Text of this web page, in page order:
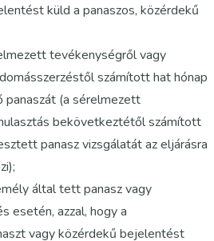
küld a panaszos, közérdekű
tevékenységről vagy
számított hat hónap
(a sérelmezett
bekövetkeztétől számított
panasz vizsgálatát az eljárásra
által tett panasz vagy
esetén, azzal, hogy a
vagy közérdekű bejelentést